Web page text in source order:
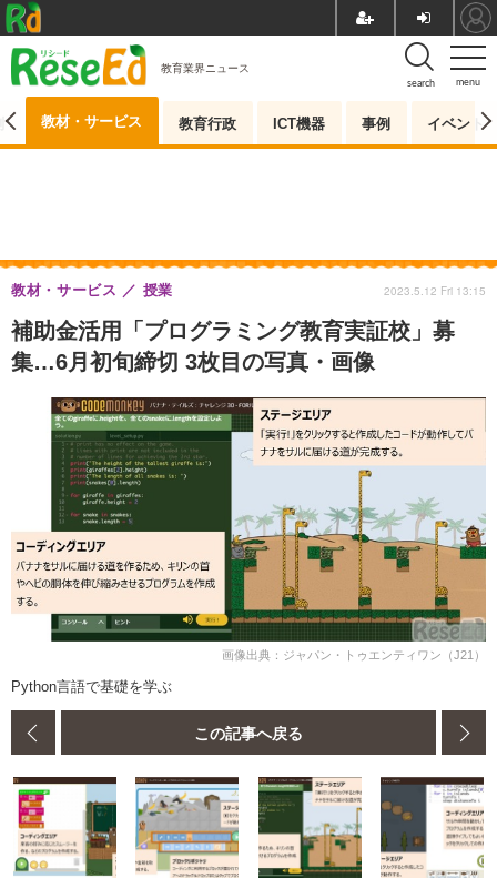
menu
search
教育業界ニュース
教材・サービス 教育行政 ICT機器 事例 イベント
補助金活用「プログラミング教育実証校」募
集…6月初旬締切 3枚目の写真・画像
教材・サービス 授業 2023.5.12 Fri 13:15
画像出典：ジャパン・トゥエンティワン（J21）
Python言語で基礎を学ぶ
この記事へ戻る